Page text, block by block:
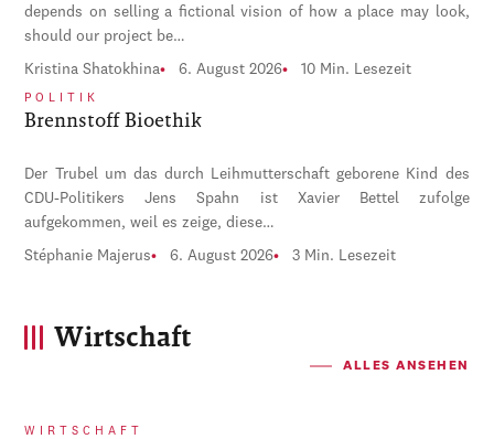
depends on selling a fictional vision of how a place may look,
should our project be…
Kristina Shatokhina 6. August 2026 10 Min. Lesezeit
POLITIK
Brennstoff Bioethik
Der Trubel um das durch Leihmutterschaft geborene Kind des
CDU-Politikers Jens Spahn ist Xavier Bettel zufolge
aufgekommen, weil es zeige, diese…
Stéphanie Majerus 6. August 2026 3 Min. Lesezeit
Wirtschaft
ALLES ANSEHEN
WIRTSCHAFT